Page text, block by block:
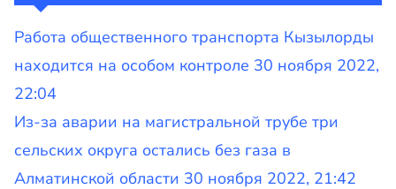
Работа общественного транспорта Кызылорды
находится на особом контроле 30 ноября 2022,
22:04
Из-за аварии на магистральной трубе три
сельских округа остались без газа в
Алматинской области 30 ноября 2022, 21:42